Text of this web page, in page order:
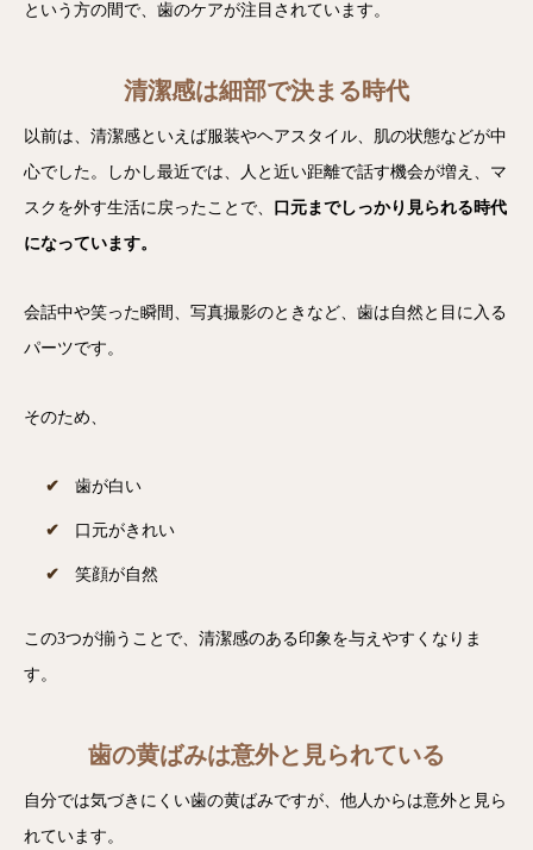
という方の間で、歯のケアが注目されています。
清潔感は細部で決まる時代
以前は、清潔感といえば服装やヘアスタイル、肌の状態などが中
心でした。しかし最近では、人と近い距離で話す機会が増え、マ
スクを外す生活に戻ったことで、
口元までしっかり見られる時代
になっています。
会話中や笑った瞬間、写真撮影のときなど、歯は自然と目に入る
パーツです。
そのため、
歯が白い
口元がきれい
笑顔が自然
この3つが揃うことで、清潔感のある印象を与えやすくなりま
す。
歯の黄ばみは意外と見られている
自分では気づきにくい歯の黄ばみですが、他人からは意外と見ら
れています。